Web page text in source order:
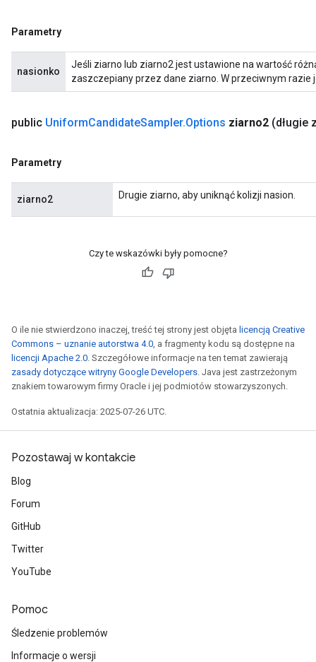
Parametry
nasionko
Jeśli ziarno lub ziarno2 jest ustawione na wartość
zaszczepiany przez dane ziarno. W przeciwnym razie
public UniformCandidateSampler.Options ziarno2 (długie
Parametry
ziarno2 Drugie ziarno, aby uniknąć kolizji nasion.
Czy te wskazówki były pomocne?
O ile nie stwierdzono inaczej, treść tej strony jest objęta licencją Creative
Commons – uznanie autorstwa 4.0, a fragmenty kodu są dostępne na
licencji Apache 2.0. Szczegółowe informacje na ten temat zawierają
zasady dotyczące witryny Google Developers. Java jest zastrzeżonym
znakiem towarowym firmy Oracle i jej podmiotów stowarzyszonych.
Ostatnia aktualizacja: 2025-07-26 UTC.
Pozostawaj w kontakcie
Blog
Forum
GitHub
Twitter
YouTube
Pomoc
Śledzenie problemów
Informacje o wersji